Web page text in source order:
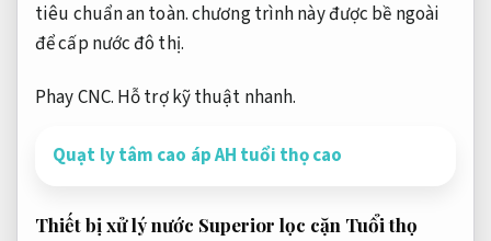
tiêu chuẩn an toàn.chương trình này được bề ngoài
để cấp nước đô thị.
Phay CNC. Hỗ trợ kỹ thuật nhanh.
Quạt ly tâm cao áp AH tuổi thọ cao
Thiết bị xử lý nước Superior lọc cặn Tuổi thọ